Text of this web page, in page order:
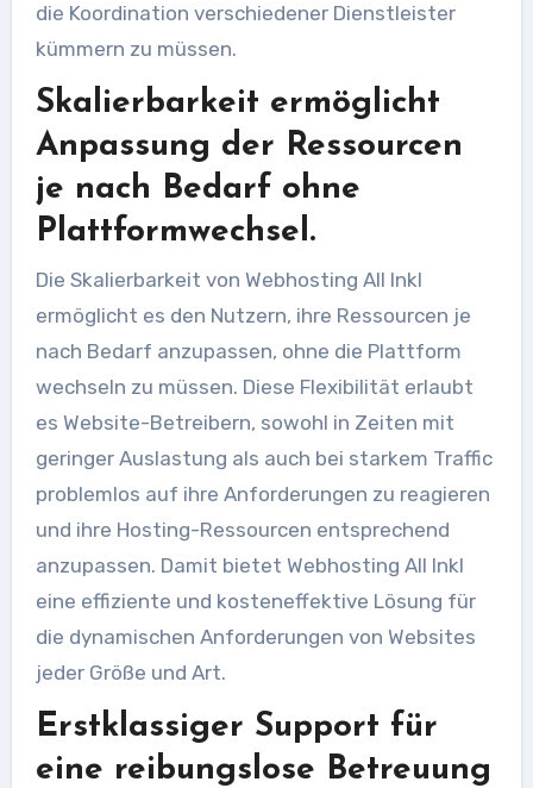
die Koordination verschiedener Dienstleister
kümmern zu müssen.
Skalierbarkeit ermöglicht
Anpassung der Ressourcen
je nach Bedarf ohne
Plattformwechsel.
Die Skalierbarkeit von Webhosting All Inkl
ermöglicht es den Nutzern, ihre Ressourcen je
nach Bedarf anzupassen, ohne die Plattform
wechseln zu müssen. Diese Flexibilität erlaubt
es Website-Betreibern, sowohl in Zeiten mit
geringer Auslastung als auch bei starkem Traffic
problemlos auf ihre Anforderungen zu reagieren
und ihre Hosting-Ressourcen entsprechend
anzupassen. Damit bietet Webhosting All Inkl
eine effiziente und kosteneffektive Lösung für
die dynamischen Anforderungen von Websites
jeder Größe und Art.
Erstklassiger Support für
eine reibungslose Betreuung